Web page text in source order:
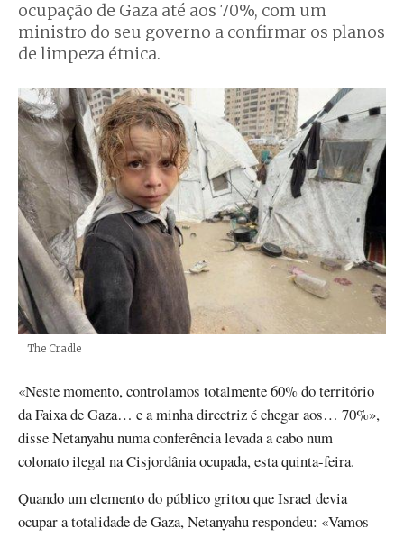
ocupação de Gaza até aos 70%, com um
ministro do seu governo a confirmar os planos
de limpeza étnica.
Créditos
The Cradle
«Neste momento, controlamos totalmente 60% do território
da Faixa de Gaza… e a minha directriz é chegar aos… 70%»,
disse Netanyahu numa conferência levada a cabo num
colonato ilegal na Cisjordânia ocupada, esta quinta-feira.
Quando um elemento do público gritou que Israel devia
ocupar a totalidade de Gaza, Netanyahu respondeu: «Vamos